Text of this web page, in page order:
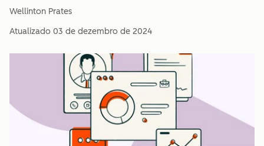
Wellinton Prates
Atualizado 03 de dezembro de 2024